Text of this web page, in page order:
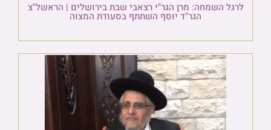
לרגל השמחה: מרן הגר"י רצאבי שבת בירושלים | הראשל"צ
הגר"ד יוסף השתתף בסעודת המצוה